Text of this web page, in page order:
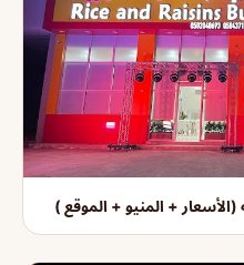
+ المنيو + الموقع )